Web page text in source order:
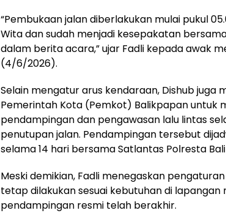
“Pembukaan jalan diberlakukan mulai pukul
Wita dan sudah menjadi kesepakatan
dalam berita acara,” ujar Fadli kepada awak
(4/6/2026).
Selain mengatur arus kendaraan, Dishub juga
Pemerintah Kota (Pemkot) Balikpapan untuk
pendampingan dan pengawasan lalu lintas
penutupan jalan. Pendampingan tersebut
selama 14 hari bersama Satlantas Polresta
Meski demikian, Fadli menegaskan
tetap dilakukan sesuai kebutuhan di lapangan
pendampingan resmi telah berakhir.